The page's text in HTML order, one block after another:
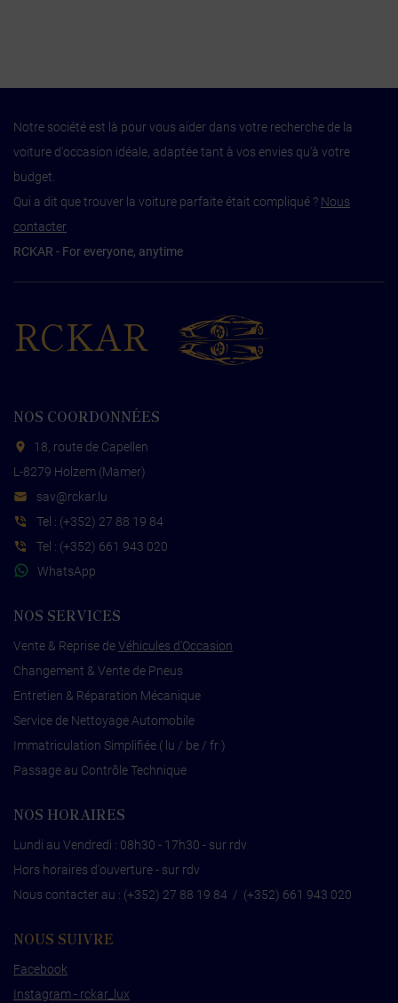
Notre société est là pour vous aider dans votre recherche de la
voiture d'occasion idéale, adaptée tant à vos envies qu'à votre
budget.
Qui a dit que trouver la voiture parfaite était compliqué ? Nous
contacter
RCKAR - For everyone, anytime
RCKAR
NOS COORDONNÉES
18, route de Capellen
L-8279 Holzem (Mamer)
ul.rak
cr@va
s
Tel : (+352) 27 88 19 84
Tel : (+352) 661 943 020
WhatsApp
NOS SERVICES
Vente & Reprise deVéhicules d'Occasion
Changement & Vente de Pneus
Entretien & Réparation Mécanique
Service de Nettoyage Automobile
Immatriculation Simplifiée ( lu / be / fr )
Passage au Contrôle Technique
NOS HORAIRES
Lundi au Vendredi : 08h30 - 17h30 - sur rdv
Hors horaires d'ouverture - sur rdv
Nous contacter au : (+352) 27 88 19 84 / (+352) 661 943 020
NOUS SUIVRE
Facebook
Instagram - rckar_lux